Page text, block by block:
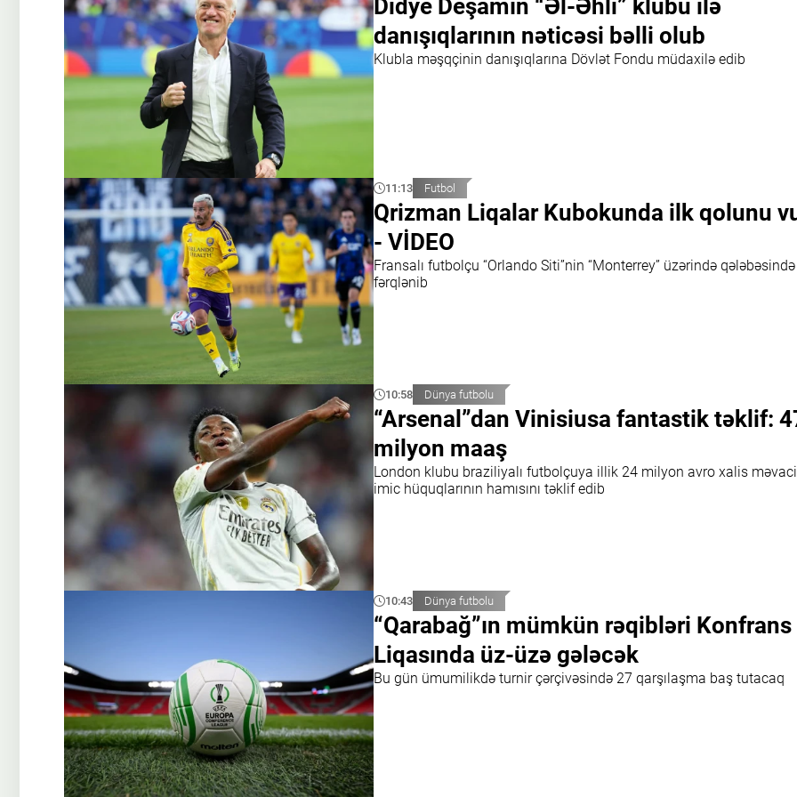
Didye Deşamın “Əl-Əhli” klubu ilə
danışıqlarının nəticəsi bəlli olub
Klubla məşqçinin danışıqlarına Dövlət Fondu müdaxilə edib
11:13 Futbol
Qrizman Liqalar Kubokunda ilk qolunu
- VİDEO
Fransalı futbolçu “Orlando Siti”nin “Monterrey” üzərində qələbəsində
fərqlənib
10:58 Dünya futbolu
“Arsenal”dan Vinisiusa fantastik təklif:
milyon maaş
London klubu braziliyalı futbolçuya illik 24 milyon avro xalis
imic hüquqlarının hamısını təklif edib
10:43 Dünya futbolu
“Qarabağ”ın mümkün rəqibləri Konfrans
Liqasında üz-üzə gələcək
Bu gün ümumilikdə turnir çərçivəsində 27 qarşılaşma baş tutacaq